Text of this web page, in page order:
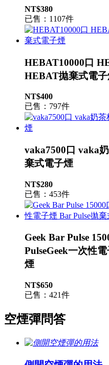
NT$380
已售：1107件
HEBAT10000口
HEBAT拋棄式電
NT$400
已售：797件
vaka7500口 vaka
棄式電子煙
NT$280
已售：453件
Geek Bar Pulse
PulseGeek一次性
煙
NT$650
已售：421件
空煙彈問答